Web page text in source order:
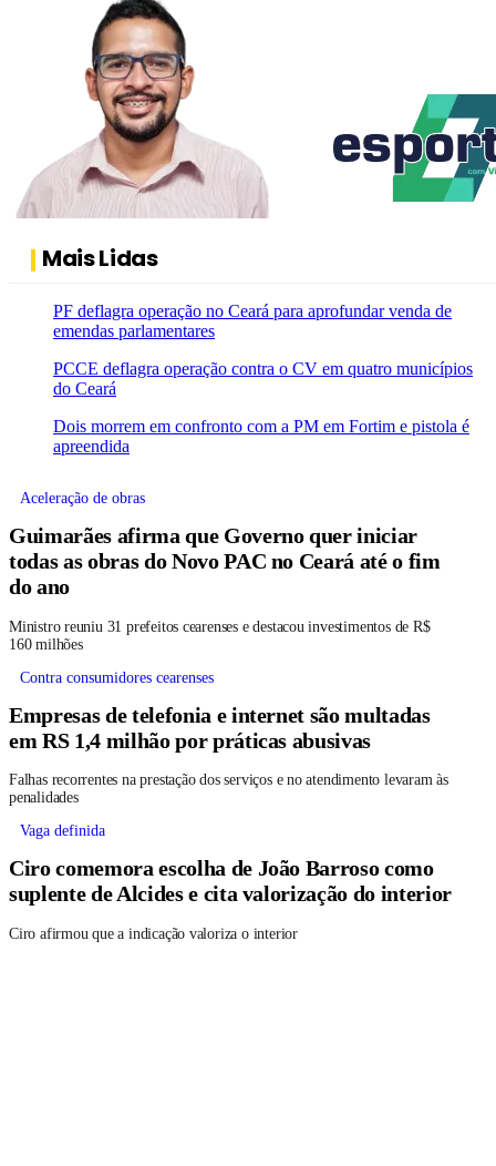
Mais Lidas
PF deflagra operação no Ceará para aprofundar venda de
emendas parlamentares
PCCE deflagra operação contra o CV em quatro municípios
do Ceará
Dois morrem em confronto com a PM em Fortim e pistola é
apreendida
Aceleração de obras
Guimarães afirma que Governo quer iniciar
todas as obras do Novo PAC no Ceará até o fim
do ano
Ministro reuniu 31 prefeitos cearenses e destacou investimentos de R$
160 milhões
Contra consumidores cearenses
Empresas de telefonia e internet são multadas
em RS 1,4 milhão por práticas abusivas
Falhas recorrentes na prestação dos serviços e no atendimento levaram às
penalidades
Vaga definida
Ciro comemora escolha de João Barroso como
suplente de Alcides e cita valorização do interior
Ciro afirmou que a indicação valoriza o interior